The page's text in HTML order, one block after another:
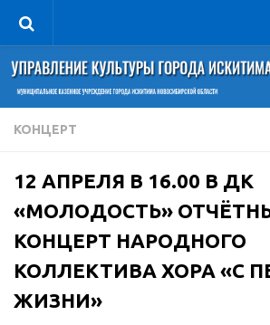
Управление
Руководитель
Сведения об организации
Книга почета культуры
Фотогалерея
Документы
Учредительные документы
Правовая база
КОНЦЕРТ
12 АПРЕЛЯ В 16.00 В ДК
«МОЛОДОСТЬ»
КОНЦЕРТ НАРОДНОГО
КОЛЛЕКТИВА ХОРА «С
ЖИЗНИ»